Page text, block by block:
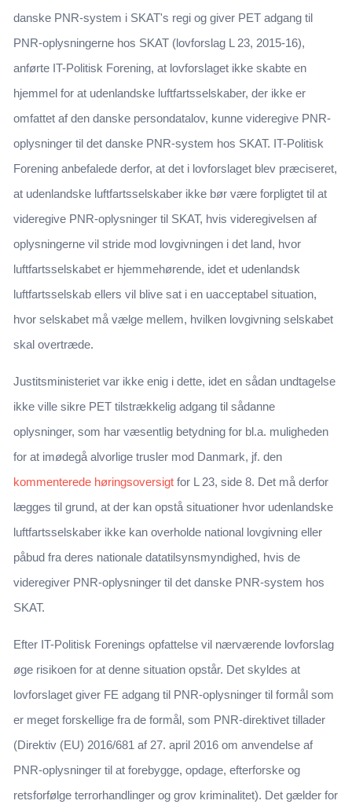
danske PNR-system i SKAT's regi og giver PET adgang til
PNR-oplysningerne hos SKAT (lovforslag L 23, 2015-16),
anførte IT-Politisk Forening, at lovforslaget ikke skabte en
hjemmel for at udenlandske luftfartsselskaber, der ikke er
omfattet af den danske persondatalov, kunne videregive PNR-
oplysninger til det danske PNR-system hos SKAT. IT-Politisk
Forening anbefalede derfor, at det i lovforslaget blev præciseret,
at udenlandske luftfartsselskaber ikke bør være forpligtet til at
videregive PNR-oplysninger til SKAT, hvis videregivelsen af
oplysningerne vil stride mod lovgivningen i det land, hvor
luftfartsselskabet er hjemmehørende, idet et udenlandsk
luftfartsselskab ellers vil blive sat i en uacceptabel situation,
hvor selskabet må vælge mellem, hvilken lovgivning selskabet
skal overtræde.
Justitsministeriet var ikke enig i dette, idet en sådan undtagelse
ikke ville sikre PET tilstrækkelig adgang til sådanne
oplysninger, som har væsentlig betydning for bl.a. muligheden
for at imødegå alvorlige trusler mod Danmark, jf. den
kommenterede høringsoversigt for L 23, side 8. Det må derfor
lægges til grund, at der kan opstå situationer hvor udenlandske
luftfartsselskaber ikke kan overholde national lovgivning eller
påbud fra deres nationale datatilsynsmyndighed, hvis de
videregiver PNR-oplysninger til det danske PNR-system hos
SKAT.
Efter IT-Politisk Forenings opfattelse vil nærværende lovforslag
øge risikoen for at denne situation opstår. Det skyldes at
lovforslaget giver FE adgang til PNR-oplysninger til formål som
er meget forskellige fra de formål, som PNR-direktivet tillader
(Direktiv (EU) 2016/681 af 27. april 2016 om anvendelse af
PNR-oplysninger til at forebygge, opdage, efterforske og
retsforfølge terrorhandlinger og grov kriminalitet). Det gælder for